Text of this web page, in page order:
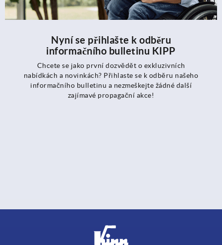
Nyní se přihlašte k odběru
informačního bulletinu KIPP
Chcete se jako první dozvědět o exkluzivních
nabídkách a novinkách? Přihlaste se k odběru našeho
informačního bulletinu a nezmeškejte žádné další
zajímavé propagační akce!